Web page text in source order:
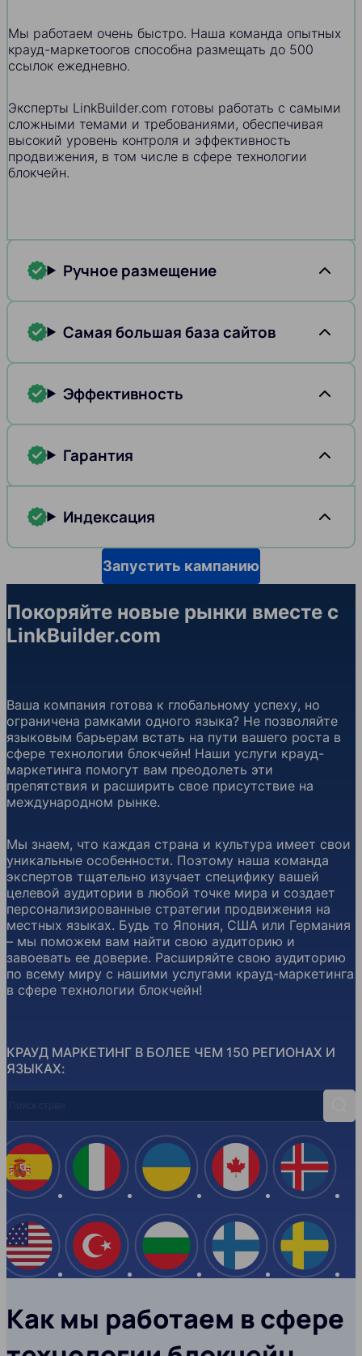
Мы работаем очень быстро. Наша команда опытных
крауд-маркетоогов способна размещать до 500
ссылок ежедневно.
Эксперты LinkBuilder.com готовы работать с самыми
сложными темами и требованиями, обеспечивая
высокий уровень контроля и эффективность
продвижения, в том числе в сфере технологии
блокчейн.
Ручное размещение
Самая большая база сайтов
Эффективность
Гарантия
Индексация
Запустить кампанию
Покоряйте новые рынки вместе с
LinkBuilder.com
КРАУД МАРКЕТИНГ В БОЛЕЕ ЧЕМ 150 РЕГИОНАХ И
ЯЗЫКАХ:
Ваша компания готова к глобальному успеху, но
ограничена рамками одного языка? Не позволяйте
языковым барьерам встать на пути вашего роста в
сфере технологии блокчейн! Наши услуги крауд-
маркетинга помогут вам преодолеть эти
препятствия и расширить свое присутствие на
международном рынке.
Мы знаем, что каждая страна и культура имеет свои
уникальные особенности. Поэтому наша команда
экспертов тщательно изучает специфику вашей
целевой аудитории в любой точке мира и создает
персонализированные стратегии продвижения на
местных языках. Будь то Япония, США или Германия
– мы поможем вам найти свою аудиторию и
завоевать ее доверие. Расширяйте свою аудиторию
по всему миру с нашими услугами крауд-маркетинга
в сфере технологии блокчейн!
Испания
США
Италия
Турция
Украина
Болгария
Канада
Финляндия
Как мы работаем в сфере